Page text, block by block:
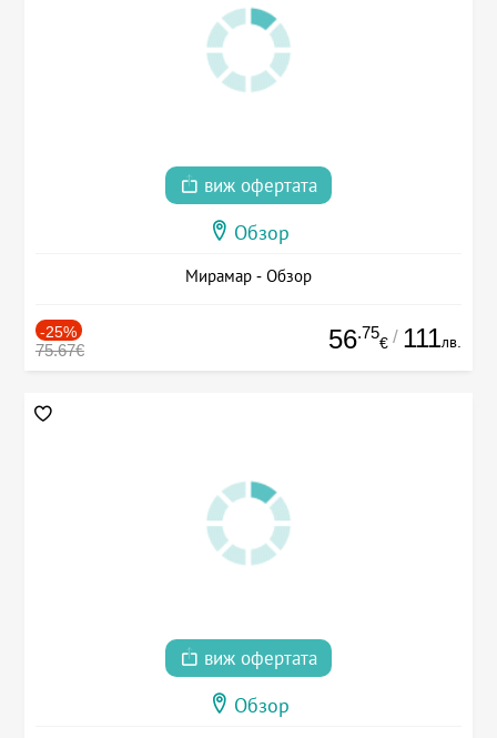
виж офертата
Обзор
Мирамар - Обзор
-25%
75.67€ 56.75
€ / 111лв.
виж офертата
Обзор